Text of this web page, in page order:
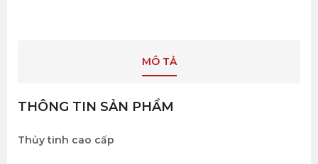
MÔ TẢ
THÔNG TIN SẢN PHẨM
Thủy tinh cao cấp